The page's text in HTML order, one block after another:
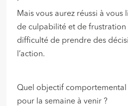
Mais vous aurez réussi à
de culpabilité et de
difficulté de prendre des
l’action.
Quel objectif comportemental
pour la semaine à venir ?